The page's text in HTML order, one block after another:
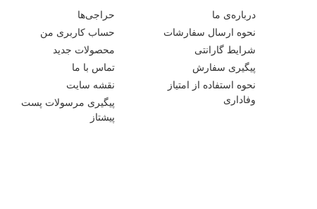
درباره‌ی ما
نحوه ارسال سفارشات
شرایط گارانتی
پیگیری سفارش
نحوه استفاده از امتیاز
وفاداری
حراجی‌ها
حساب کاربری من
محصولات جدید
تماس با ما
نقشه سایت
پیگیری مرسولات پست
پیشتاز